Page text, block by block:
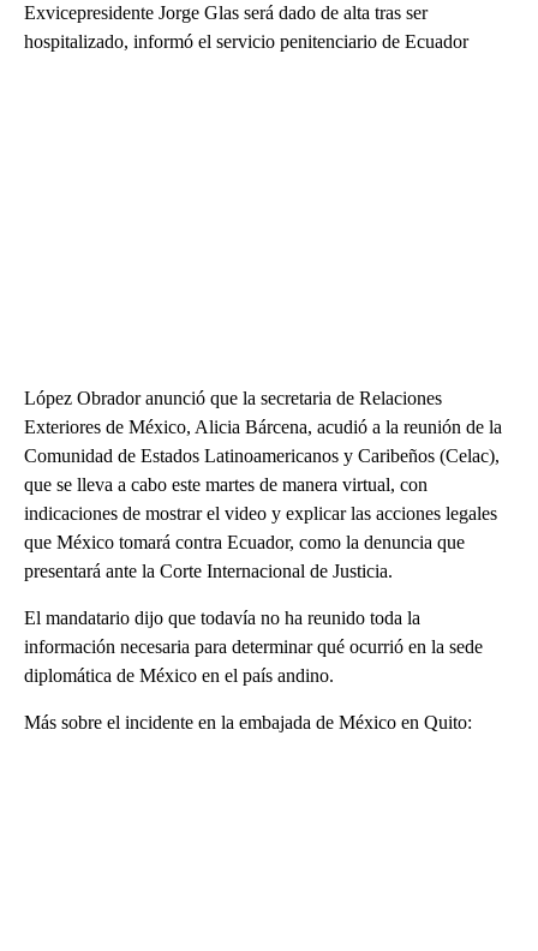
Exvicepresidente Jorge Glas será dado de alta tras ser
hospitalizado, informó el servicio penitenciario de Ecuador
López Obrador anunció que la secretaria de Relaciones
Exteriores de México, Alicia Bárcena, acudió a la reunión de la
Comunidad de Estados Latinoamericanos y Caribeños (Celac),
que se lleva a cabo este martes de manera virtual, con
indicaciones de mostrar el video y explicar las acciones legales
que México tomará contra Ecuador, como la denuncia que
presentará ante la Corte Internacional de Justicia.
El mandatario dijo que todavía no ha reunido toda la
información necesaria para determinar qué ocurrió en la sede
diplomática de México en el país andino.
Más sobre el incidente en la embajada de México en Quito: